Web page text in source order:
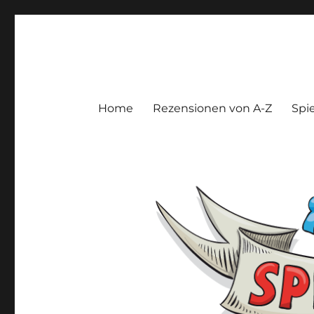
Home Rezensionen von A-Z